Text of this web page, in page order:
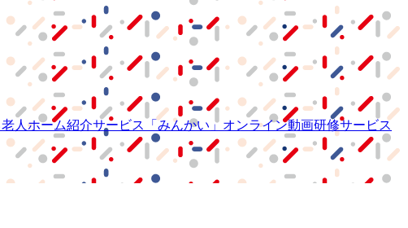
老人ホーム紹介サービス 「みんかい」 オンライン動画研修サービス